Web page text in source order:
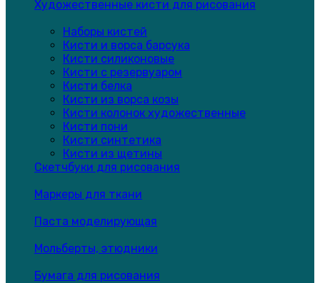
Художественные кисти для рисования
Наборы кистей
Кисти и ворса барсука
Кисти силиконовые
Кисти с резервуаром
Кисти белка
Кисти из ворса козы
Кисти колонок художественные
Кисти пони
Кисти синтетика
Кисти из щетины
Скетчбуки для рисования
Маркеры для ткани
Паста моделирующая
Мольберты, этюдники
Бумага для рисования